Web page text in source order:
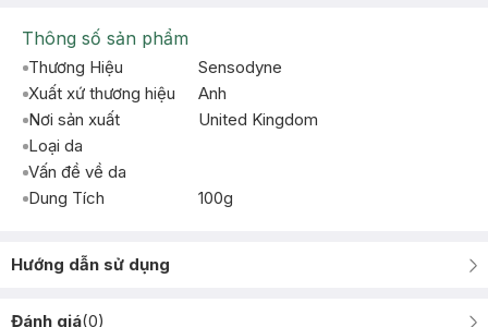
Thông số sản phẩm
Thương Hiệu
Sensodyne
Xuất xứ thương hiệu
Anh
Nơi sản xuất
United Kingdom
Loại da
Vấn đề về da
Dung Tích
100g
Hướng dẫn sử dụng
Đánh giá(0)